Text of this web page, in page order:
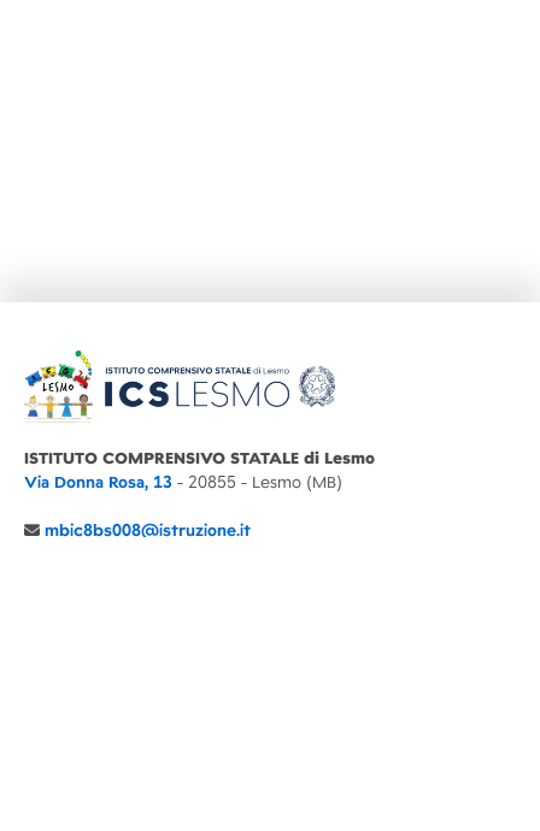
ISTITUTO COMPRENSIVO STATALE di Lesmo
Via Donna Rosa, 13 - 20855 - Lesmo (MB)
mbic8bs008@istruzione.it